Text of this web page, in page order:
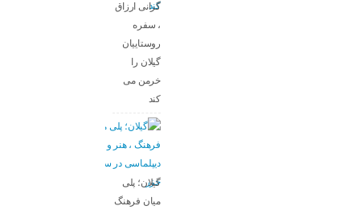
گرانی ارزاق
، سفره
روستاییان
گیلان را
خرمن می
کند
گیلان؛ پلی
میان فرهنگ